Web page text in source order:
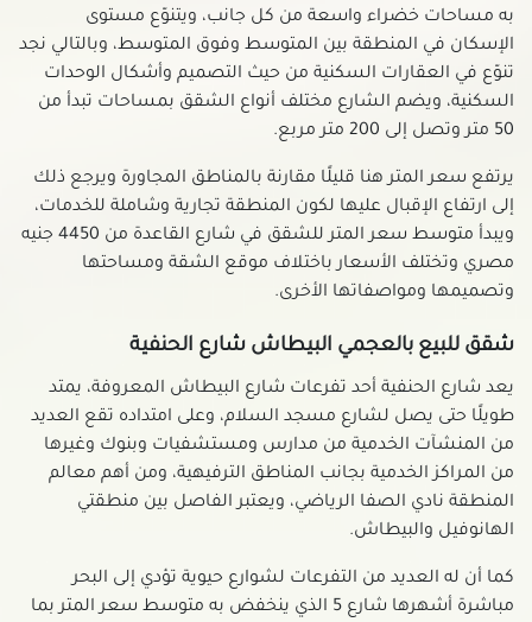
شقق للبيع في محرم بك
شقق للبيع بميامي
شقق للبيع في مينا البصل
به مساحات خضراء واسعة من كل جانب، ويتنوّع مستوى
الإسكان في المنطقة بين المتوسط وفوق المتوسط، وبالتالي نجد
تنوّع في العقارات السكنية من حيث التصميم وأشكال الوحدات
السكنية، ويضم الشارع مختلف أنواع الشقق بمساحات تبدأ من
50 متر وتصل إلى 200 متر مربع.
يرتفع سعر المتر هنا قليلًا مقارنة بالمناطق المجاورة ويرجع ذلك
إلى ارتفاع الإقبال عليها لكون المنطقة تجارية وشاملة للخدمات،
ويبدأ متوسط سعر المتر للشقق في شارع القاعدة من 4450 جنيه
مصري وتختلف الأسعار باختلاف موقع الشقة ومساحتها
وتصميمها ومواصفاتها الأخرى.
شقق للبيع بالعجمي البيطاش شارع الحنفية
يعد شارع الحنفية أحد تفرعات شارع البيطاش المعروفة، يمتد
طويلًا حتى يصل لشارع مسجد السلام، وعلى امتداده تقع العديد
من المنشآت الخدمية من مدارس ومستشفيات وبنوك وغيرها
من المراكز الخدمية بجانب المناطق الترفيهية، ومن أهم معالم
المنطقة نادي الصفا الرياضي، ويعتبر الفاصل بين منطقتي
الهانوفيل والبيطاش.
كما أن له العديد من التفرعات لشوارع حيوية تؤدي إلى البحر
مباشرة أشهرها شارع 5 الذي ينخفض به متوسط سعر المتر بما